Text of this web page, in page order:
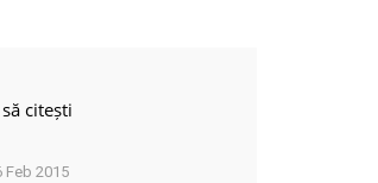
citești
Feb 2015